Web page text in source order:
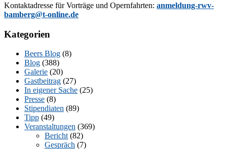
Kon­takt­adres­se für Vor­trä­ge und Opern­fahr­ten: anmeldung-rwv-
bamberg@t-online.de
Kategorien
Beers Blog (8)
Blog (388)
Galerie (20)
Gastbeitrag (27)
In eigener Sache (25)
Presse (8)
Stipendiaten (89)
Tipp (49)
Veranstaltungen (369)
Bericht (82)
Gespräch (7)